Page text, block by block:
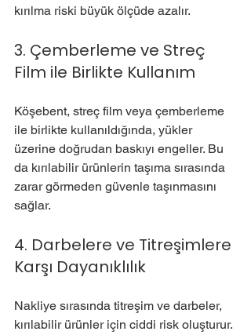
kırılma riski büyük ölçüde azalır.
3. Çemberleme ve Streç
Film ile Birlikte Kullanım
Köşebent, streç film veya çemberleme
ile birlikte kullanıldığında, yükler
üzerine doğrudan baskıyı engeller. Bu
da kırılabilir ürünlerin taşıma sırasında
zarar görmeden güvenle taşınmasını
sağlar.
4. Darbelere ve Titreşimlere
Karşı Dayanıklılık
Nakliye sırasında titreşim ve darbeler,
kırılabilir ürünler için ciddi risk oluşturur.